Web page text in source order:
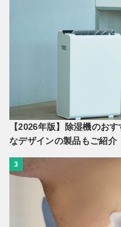
【2026年版】除湿機のお
なデザインの製品もご紹介
3